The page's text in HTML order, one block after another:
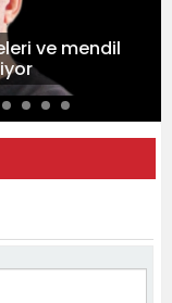
ve mendil